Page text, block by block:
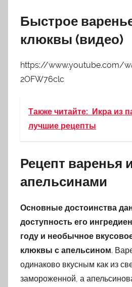
Быстрое
клюквы (видео)
https://www.youtube.com/
2OFW76clc
Также читайте: Икра из
лучшие рецепты
Рецепт варенья
апельсинами
Основные достоинства
доступность его
году и необычное
клюквы с апельсином.
одинаково вкусным как из
замороженной, а